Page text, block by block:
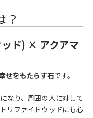
？
ド) × アクアマ
せをもたらす石です。
なり、周囲の人に対して
リファイドウッドにも心